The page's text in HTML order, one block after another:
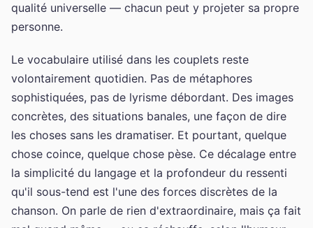
qualité universelle — chacun peut y projeter sa propre
personne.
Le vocabulaire utilisé dans les couplets reste
volontairement quotidien. Pas de métaphores
sophistiquées, pas de lyrisme débordant. Des images
concrètes, des situations banales, une façon de dire
les choses sans les dramatiser. Et pourtant, quelque
chose coince, quelque chose pèse. Ce décalage entre
la simplicité du langage et la profondeur du ressenti
qu'il sous-tend est l'une des forces discrètes de la
chanson. On parle de rien d'extraordinaire, mais ça fait